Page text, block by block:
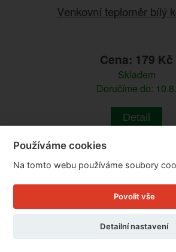
Venkovní teploměr bílý
Cena: 179 Kč
Skladem
Doručíme do: 10.8.
Detail
Používáme cookies
Na tomto webu používáme soubory
Povolit vše
Detailní nastavení